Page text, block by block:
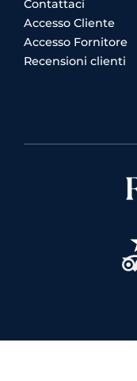
Contattaci
Accesso Cliente
Accesso Fornitore
Recensioni clienti